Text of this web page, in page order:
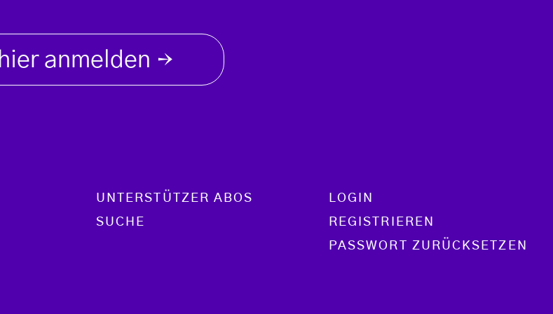
hier anmelden →
UNTERSTÜTZER ABOS
SUCHE
LOGIN
REGISTRIEREN
PASSWORT ZURÜCKSETZEN